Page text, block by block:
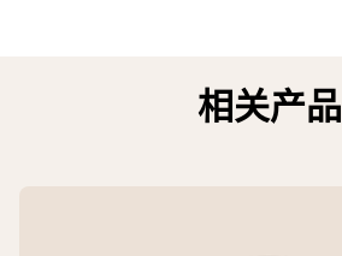
相关产品